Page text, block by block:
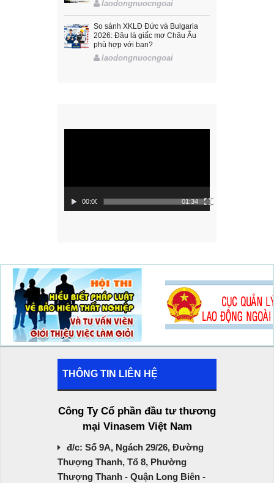
laodongnuocngoai
So sánh XKLĐ Đức và Bulgaria
2026: Đâu là giấc mơ Châu Âu
phù hợp với bạn?
laodongnuocngoai
chơi
00:00 01:34
THÔNG TIN LIÊN HỆ
Công Ty Cổ phần đầu tư thương
mại Vinasem Việt Nam
đ/c: Số 9A, Ngách 29/26, Đường
Thượng Thanh, Tổ 8, Phường
Thượng Thanh - Quận Long Biên -